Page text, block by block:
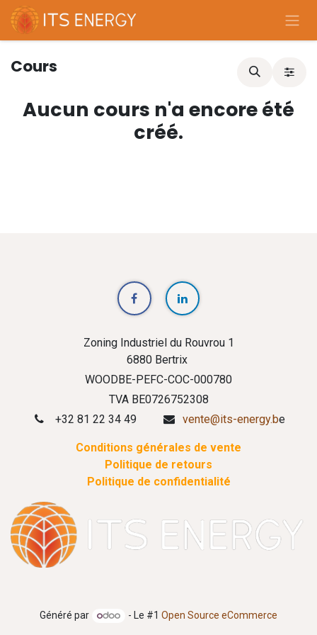
Se rendre au contenu
Cours
Aucun cours n'a encore été
créé.
Zoning Industriel du Rouvrou 1
6880 Bertrix
WOODBE-PEFC-COC-000780
TVA BE0726752308
+32 81 22 34 49
vente@its-energy.be
Conditions générales de vente
Politique de retours
Politique de confidentialité
Généré par - Le #1 Open Source eCommerce